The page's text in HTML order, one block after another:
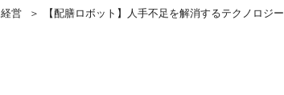
経営 【配膳ロボット】人手不足を解消するテクノロジー